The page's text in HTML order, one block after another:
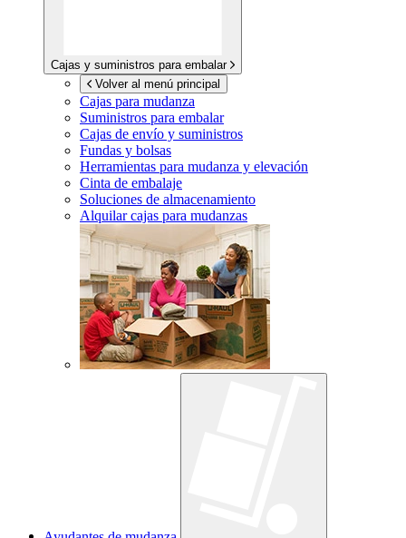
Cajas y suministros para embalar
Volver al menú principal
Cajas para mudanza
Suministros para embalar
Cajas de envío y suministros
Fundas y bolsas
Herramientas para mudanza y elevación
Cinta de embalaje
Soluciones de almacenamiento
Alquilar cajas para mudanzas